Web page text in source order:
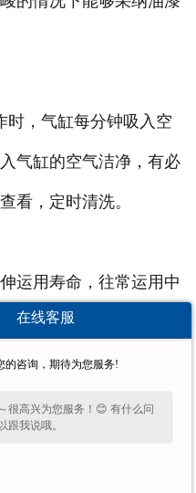
，气缸每分钟吸入空
气缸的空气洁净，有必
看，定时清洗。
运用寿命，往常运用中
产厂家为大家分享的
息欢迎锁定我司网站来
来电咨询！
在线客服
的咨询，期待为您服务!
很高兴为您服务！😊 有什么问
跟我说哦。